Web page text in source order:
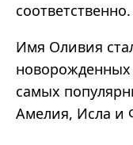
соответственно.
Имя Оливия
новорожденных
самых
Амелия, Исла и